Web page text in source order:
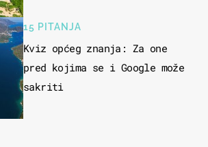
15 PITANJA
Kviz općeg znanja: Za one
pred kojima se i Google može
sakriti